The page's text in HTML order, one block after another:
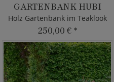
GARTENBANK HUBI
Holz Gartenbank im Teaklook
250,00 € *